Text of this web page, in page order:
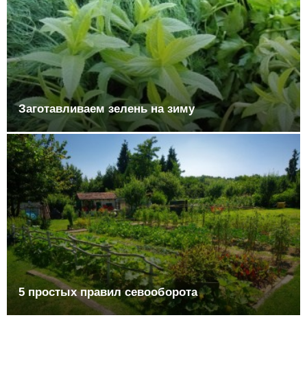
Заготавливаем зелень на зиму
5 простых правил севооборота